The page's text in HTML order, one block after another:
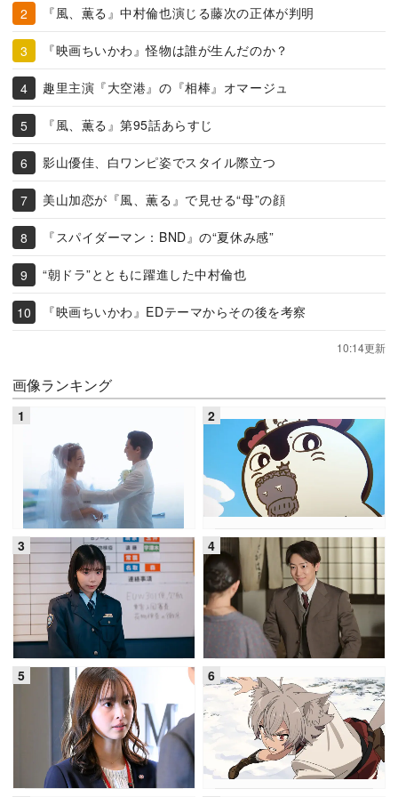
『風、薫る』中村倫也演じる藤次の正体が判明
『映画ちいかわ』怪物は誰が生んだのか？
趣里主演『大空港』の『相棒』オマージュ
『風、薫る』第95話あらすじ
影山優佳、白ワンピ姿でスタイル際立つ
美山加恋が『風、薫る』で見せる“母”の顔
『スパイダーマン：BND』の“夏休み感”
“朝ドラ”とともに躍進した中村倫也
『映画ちいかわ』EDテーマからその後を考察
10:14更新
画像ランキング